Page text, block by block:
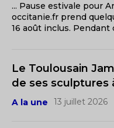
... Pause estivale pour
occitanie.fr prend
16 août
Le Toulousain
de ses sculptures
A la une 13 juillet 2026